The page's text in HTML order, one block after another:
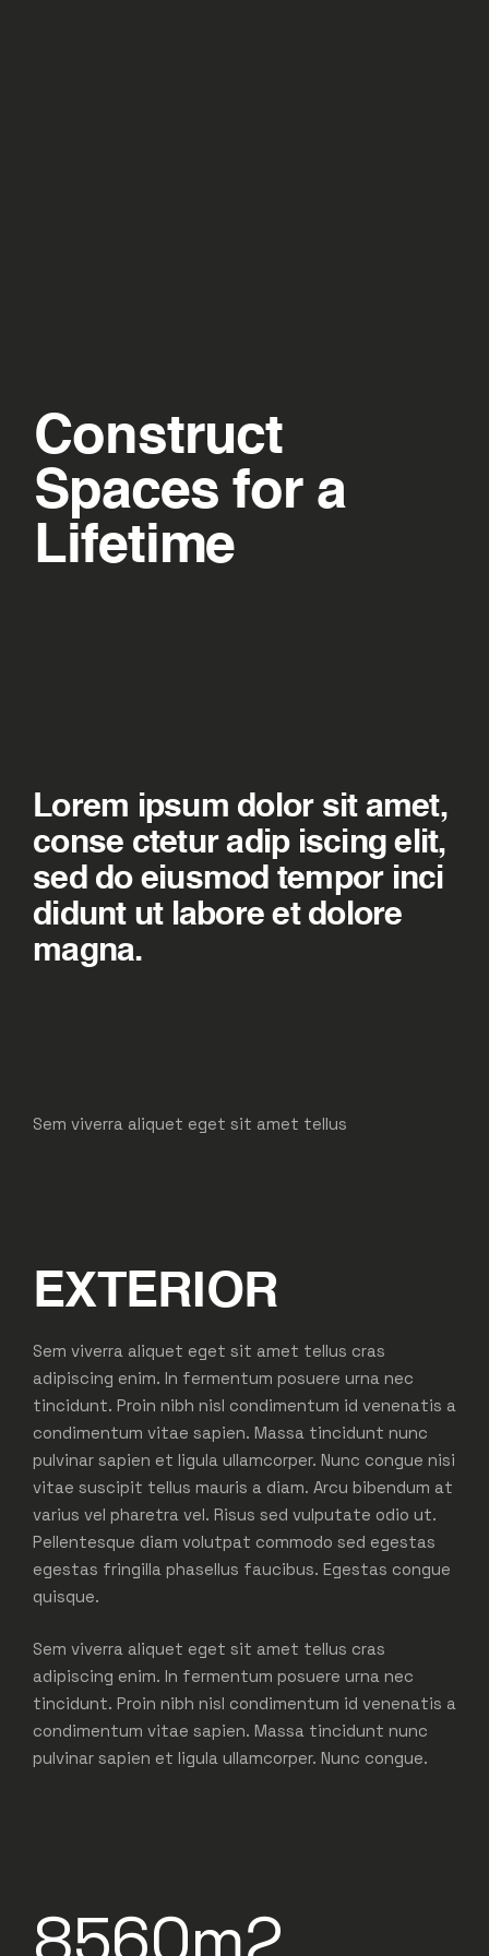
Construct
Spaces for a
Lifetime
Lorem ipsum dolor sit amet,
conse ctetur adip iscing elit,
sed do eiusmod tempor inci
didunt ut labore et dolore
magna.
Sem viverra aliquet eget sit amet tellus
EXTERIOR
Sem viverra aliquet eget sit amet tellus cras
adipiscing enim. In fermentum posuere urna nec
tincidunt. Proin nibh nisl condimentum id venenatis a
condimentum vitae sapien. Massa tincidunt nunc
pulvinar sapien et ligula ullamcorper. Nunc congue nisi
vitae suscipit tellus mauris a diam. Arcu bibendum at
varius vel pharetra vel. Risus sed vulputate odio ut.
Pellentesque diam volutpat commodo sed egestas
egestas fringilla phasellus faucibus. Egestas congue
quisque.
Sem viverra aliquet eget sit amet tellus cras
adipiscing enim. In fermentum posuere urna nec
tincidunt. Proin nibh nisl condimentum id venenatis a
condimentum vitae sapien. Massa tincidunt nunc
pulvinar sapien et ligula ullamcorper. Nunc congue.